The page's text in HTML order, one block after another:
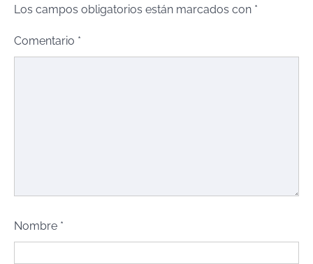
Los campos obligatorios están marcados con *
Comentario *
Nombre *